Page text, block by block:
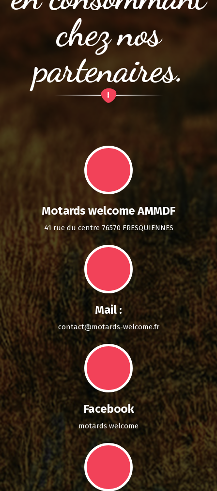
chez nos
partenaires.
Motards welcome AMMDF
41 rue du centre 76570 FRESQUIENNES
Mail :
contact@motards-welcome.fr
Facebook
motards welcome